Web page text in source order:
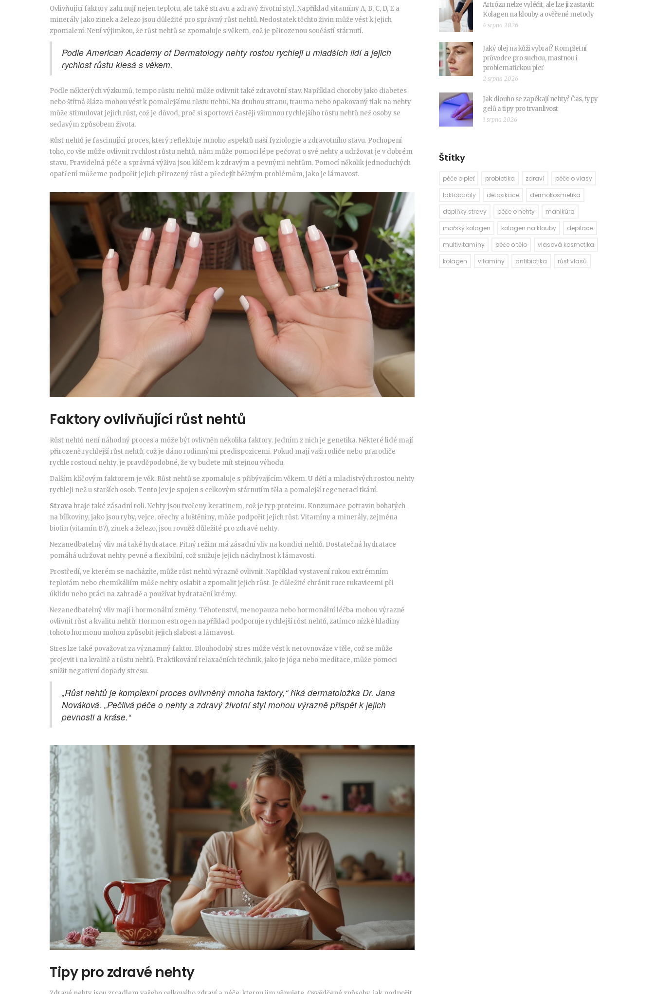
Ovlivňující faktory zahrnují nejen teplotu, ale také stravu a zdravý životní styl. Například vitamíny A, B, C, D, E a
minerály jako zinek a železo jsou důležité pro správný růst nehtů. Nedostatek těchto živin může vést k jejich
zpomalení. Není výjimkou, že růst nehtů se zpomaluje s věkem, což je přirozenou součástí stárnutí.
Podle American Academy of Dermatology nehty rostou rychleji u mladších lidí a jejich
rychlost růstu klesá s věkem.
Podle některých výzkumů, tempo růstu nehtů může ovlivnit také zdravotní stav. Například choroby jako diabetes
nebo štítná žláza mohou vést k pomalejšímu růstu nehtů. Na druhou stranu, trauma nebo opakovaný tlak na nehty
může stimulovat jejich růst, což je důvod, proč si sportovci častěji všimnou rychlejšího růstu nehtů než osoby se
sedavým způsobem života.
Růst nehtů je fascinující proces, který reflektuje mnoho aspektů naší fyziologie a zdravotního stavu. Pochopení
toho, co vše může ovlivnit rychlost růstu nehtů, nám může pomoci lépe pečovat o své nehty a udržovat je v dobrém
stavu. Pravidelná péče a správná výživa jsou klíčem k zdravým a pevnými nehtům. Pomocí několik jednoduchých
opatření můžeme podpořit jejich přirozený růst a předejít běžným problémům, jako je lámavost.
Faktory ovlivňující růst nehtů
Růst nehtů není náhodný proces a může být ovlivněn několika faktory. Jedním z nich je genetika. Některé lidé mají
přirozeně rychlejší růst nehtů, což je dáno rodinnými predispozicemi. Pokud mají vaši rodiče nebo prarodiče
rychle rostoucí nehty, je pravděpodobné, že vy budete mít stejnou výhodu.
Dalším klíčovým faktorem je věk. Růst nehtů se zpomaluje s přibývajícím věkem. U dětí a mladistvých rostou nehty
rychleji než u starších osob. Tento jev je spojen s celkovým stárnutím těla a pomalejší regenerací tkání.
Stravahraje také zásadní roli. Nehty jsou tvořeny keratinem, což je typ proteinu. Konzumace potravin bohatých
na bílkoviny, jako jsou ryby, vejce, ořechy a luštěniny, může podpořit jejich růst. Vitamíny a minerály, zejména
biotin (vitamín B7), zinek a železo, jsou rovněž důležité pro zdravé nehty.
Nezanedbatelný vliv má také hydratace. Pitný režim má zásadní vliv na kondici nehtů. Dostatečná hydratace
pomáhá udržovat nehty pevné a flexibilní, což snižuje jejich náchylnost k lámavosti.
Prostředí, ve kterém se nacházíte, může růst nehtů výrazně ovlivnit. Například vystavení rukou extrémním
teplotám nebo chemikáliím může nehty oslabit a zpomalit jejich růst. Je důležité chránit ruce rukavicemi při
úklidu nebo práci na zahradě a používat hydratační krémy.
Nezanedbatelný vliv mají i hormonální změny. Těhotenství, menopauza nebo hormonální léčba mohou výrazně
ovlivnit růst a kvalitu nehtů. Hormon estrogen například podporuje rychlejší růst nehtů, zatímco nízké hladiny
tohoto hormonu mohou způsobit jejich slabost a lámavost.
Stres lze také považovat za významný faktor. Dlouhodobý stres může vést k nerovnováze v těle, což se může
projevit i na kvalitě a růstu nehtů. Praktikování relaxačních technik, jako je jóga nebo meditace, může pomoci
snížit negativní dopady stresu.
„Růst nehtů je komplexní proces ovlivněný mnoha faktory,“ říká dermatoložka Dr. Jana
Nováková. „Pečlivá péče o nehty a zdravý životní styl mohou výrazně přispět k jejich
pevnosti a kráse.“
Tipy pro zdravé nehty
Artrózu nelze vyléčit, ale lze ji zastavit:
Kolagen na klouby a ověřené metody
4 srpna 2026
Jaký olej na kůži vybrat? Kompletní
průvodce pro suchou, mastnou i
problematickou pleť
2 srpna 2026
Jak dlouho se zapékají nehty? Čas, typy
gelů a tipy pro trvanlivost
1 srpna 2026
Štítky
péče o pleť probiotika zdraví
péče o vlasy
laktobacily
detoxikace
dermokosmetika
doplňky stravy
péče o nehty
manikúra
mořský kolagen
kolagen na klouby
depilace
multivitamíny
péče o tělo
vlasová kosmetika
kolagen
vitamíny antibiotika růst vlasů